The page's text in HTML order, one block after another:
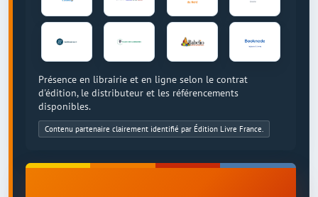
Présence en librairie et en ligne selon le contrat
d'édition, le distributeur et les référencements
disponibles.
Contenu partenaire clairement identifié par Édition Livre France.